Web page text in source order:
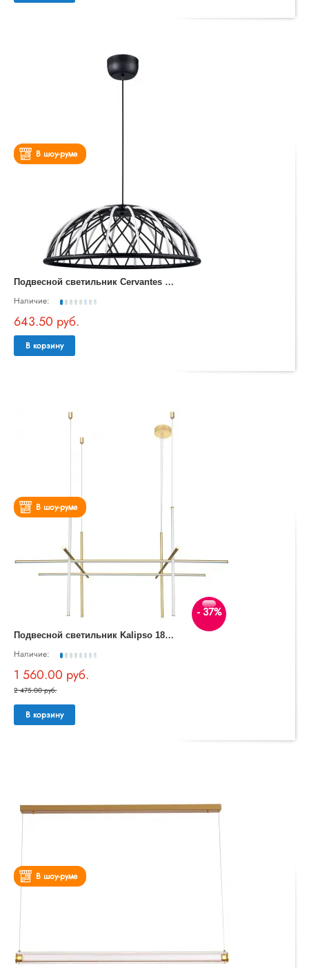
В шоу-руме
П
одвесной светильник Cervantes 1868/06 SP-25
Наличие:
643.50 руб.
В корзину
В шоу-руме
- 37%
П
одвесной светильник Kalipso 1837/01 SP-105
Наличие:
1 560.00 руб.
2 475.00 руб.
В корзину
В шоу-руме